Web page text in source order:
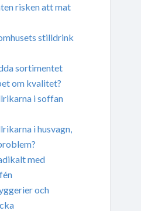
risken att mat
stilldrink
sortimentet
om kvalitet?
i soffan
i husvagn,
med
och